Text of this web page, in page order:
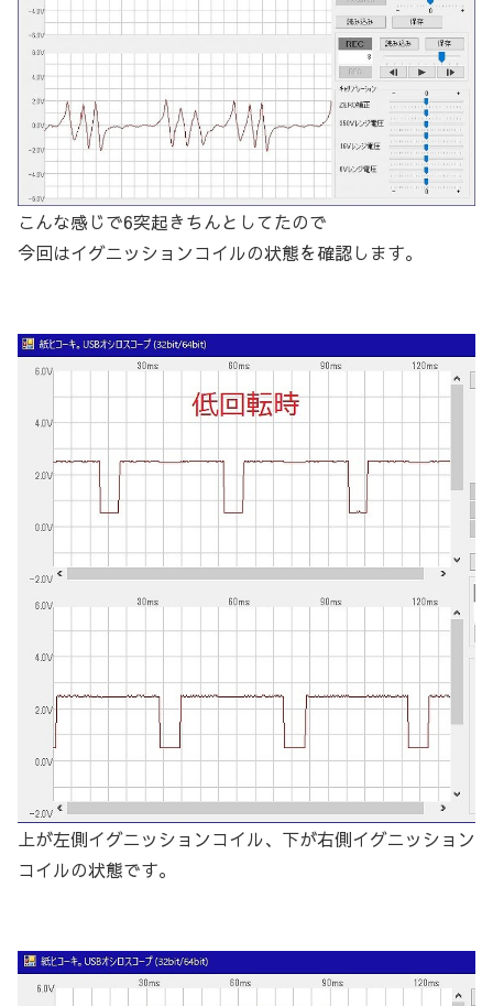
こんな感じで6突起きちんとしてたので
今回はイグニッションコイルの状態を確認します。
上が左側イグニッションコイル、下が右側イグニッション
コイルの状態です。